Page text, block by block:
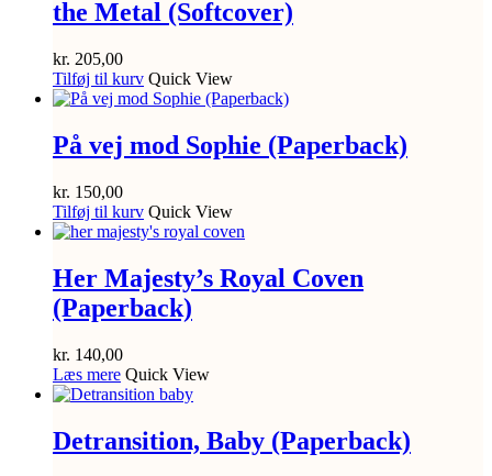
the Metal (Softcover)
kr. 205,00
Tilføj til kurv Quick View
På vej mod Sophie (Paperback)
kr. 150,00
Tilføj til kurv Quick View
Her Majesty’s Royal Coven
(Paperback)
kr. 140,00
Læs mere Quick View
Detransition, Baby (Paperback)